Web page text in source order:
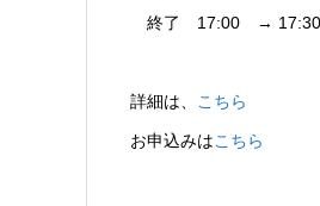
終了 17:00 → 17:30
詳細は、 こちら
お申込みはこちら